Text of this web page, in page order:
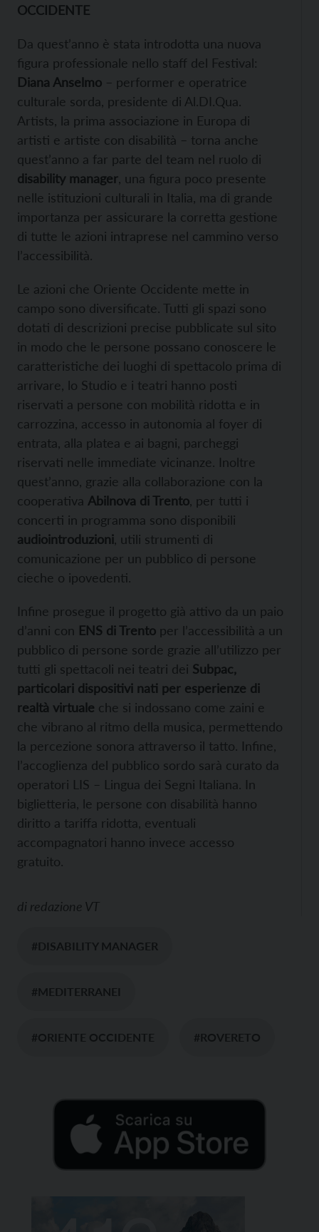
OCCIDENTE
Da quest’anno è stata introdotta una nuova
figura professionale nello staff del Festival:
Diana Anselmo – performer e operatrice
culturale sorda, presidente di Al.DI.Qua.
Artists, la prima associazione in Europa di
artisti e artiste con disabilità – torna anche
quest’anno a far parte del team nel ruolo di
disability manager , una figura poco presente
nelle istituzioni culturali in Italia, ma di grande
importanza per assicurare la corretta gestione
di tutte le azioni intraprese nel cammino verso
l’accessibilità.
Le azioni che Oriente Occidente mette in
campo sono diversificate. Tutti gli spazi sono
dotati di descrizioni precise pubblicate sul sito
in modo che le persone possano conoscere le
caratteristiche dei luoghi di spettacolo prima di
arrivare, lo Studio e i teatri hanno posti
riservati a persone con mobilità ridotta e in
carrozzina, accesso in autonomia al foyer di
entrata, alla platea e ai bagni, parcheggi
riservati nelle immediate vicinanze. Inoltre
quest’anno, grazie alla collaborazione con la
cooperativa Abilnova di Trento , per tutti i
concerti in programma sono disponibili
audiointroduzioni , utili strumenti di
comunicazione per un pubblico di persone
cieche o ipovedenti.
Infine prosegue il progetto già attivo da un paio
d’anni con ENS di Trento per l’accessibilità a un
pubblico di persone sorde grazie all’utilizzo per
tutti gli spettacoli nei teatri dei Subpac,
particolari dispositivi nati per esperienze di
realtà virtuale che si indossano come zaini e
che vibrano al ritmo della musica, permettendo
la percezione sonora attraverso il tatto. Infine,
l’accoglienza del pubblico sordo sarà curato da
operatori LIS – Lingua dei Segni Italiana. In
biglietteria, le persone con disabilità hanno
diritto a tariffa ridotta, eventuali
accompagnatori hanno invece accesso
gratuito.
di redazione VT
#DISABILITY MANAGER
#MEDITERRANEI
#ORIENTE OCCIDENTE #ROVERETO